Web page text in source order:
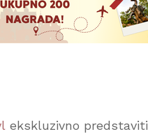
ekskluzivno predstaviti